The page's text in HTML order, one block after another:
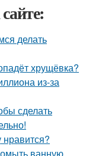
делать
хрущёвка?
из-за
сделать